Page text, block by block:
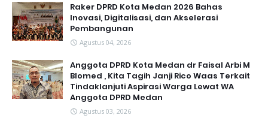
Raker DPRD Kota Medan 2026 Bahas
Inovasi, Digitalisasi, dan Akselerasi
Pembangunan
Agustus 04, 2026
Anggota DPRD Kota Medan dr Faisal Arbi M
Blomed , Kita Tagih Janji Rico Waas Terkait
Tindaklanjuti Aspirasi Warga Lewat WA
Anggota DPRD Medan
Agustus 03, 2026